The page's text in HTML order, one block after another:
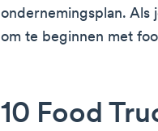
ondernemingsplan. Als
om te beginnen met
10 Food